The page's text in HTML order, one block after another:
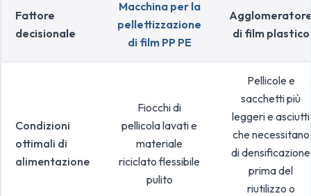
Fattore
decisionale
Macchina per la
pellettizzazione
di film PP PE
di film plastico
Condizioni
ottimali di
alimentazione
Fiocchi di
pellicola lavati e
materiale
riciclato flessibile
pulito
Pellicole e
sacchetti più
leggeri e asciutti
che necessitano
di densificazione
prima del
riutilizzo o